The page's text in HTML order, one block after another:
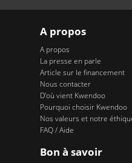
A propos
A propos
La presse en parle
Article sur le financement
Nous contacter
D'où vient Kwendoo
Pourquoi choisir Kwendoo
Nos valeurs et notre
FAQ / Aide
Bon à savoir